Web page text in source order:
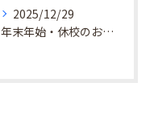
2025/12/29
年末年始・休校のお知らせ